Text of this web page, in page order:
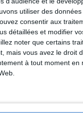
utiliser des
consentir aux
détaillées et modifier
noter que certains
mais vous avez le droit
à tout moment
et de la
rapprocher
minceur